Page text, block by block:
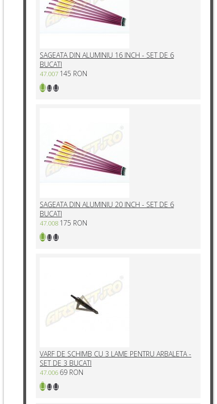
SAGEATA DIN ALUMINIU 16 INCH - SET DE 6
BUCATI
47.007 145 RON
SAGEATA DIN ALUMINIU 20 INCH - SET DE 6
BUCATI
47.008 175 RON
VARF DE SCHIMB CU 3 LAME PENTRU ARBALETA -
SET DE 3 BUCATI
47.006 69 RON